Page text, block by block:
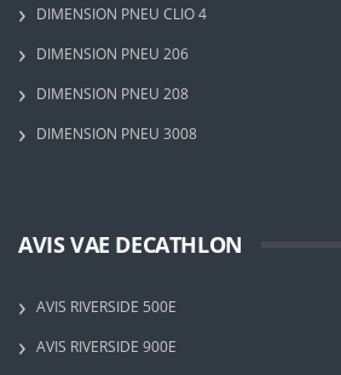
DIMENSION PNEU CLIO 4
DIMENSION PNEU 206
DIMENSION PNEU 208
DIMENSION PNEU 3008
AVIS VAE DECATHLON
AVIS RIVERSIDE 500E
AVIS RIVERSIDE 900E